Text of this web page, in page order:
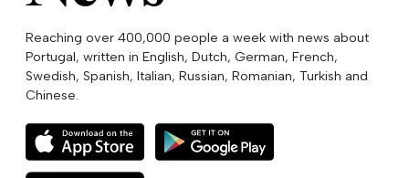
Reaching over 400,000 people a week with news about
Portugal, written in English, Dutch, German, French,
Swedish, Spanish, Italian, Russian, Romanian, Turkish and
Chinese.